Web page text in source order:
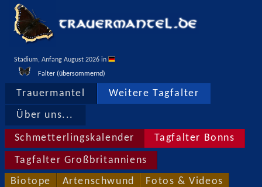
Stadium, Anfang August 2026 in
Falter (übersommernd)
Trauermantel Weitere Tagfalter
Über uns...
Schmetterlingskalender Tagfalter Bonns
Tagfalter Großbritanniens
Biotope Artenschwund Fotos & Videos